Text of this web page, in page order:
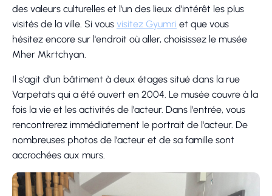
des valeurs culturelles et l'un des lieux d'intérêt les plus
visités de la ville. Si vous visitez Gyumri et que vous
hésitez encore sur l'endroit où aller, choisissez le musée
Mher Mkrtchyan.
Il s'agit d'un bâtiment à deux étages situé dans la rue
Varpetats qui a été ouvert en 2004. Le musée couvre à la
fois la vie et les activités de l'acteur. Dans l'entrée, vous
rencontrerez immédiatement le portrait de l'acteur. De
nombreuses photos de l'acteur et de sa famille sont
accrochées aux murs.